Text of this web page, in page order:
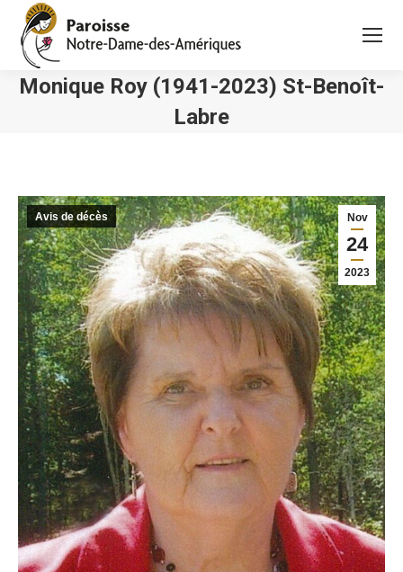
Monique Roy (1941-2023) St-Benoît-
Labre
Nov
24
2023
Avis de décès